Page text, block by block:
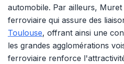
automobile. Par ailleurs,
ferroviaire qui assure des
Toulouse, offrant ainsi une
les grandes agglomérations
ferroviaire renforce